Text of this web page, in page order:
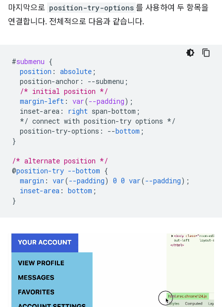
마지막으로 position-try-options 를 사용하여 두 항목을
연결합니다. 전체적으로 다음과 같습니다.
#submenu {
position : absolute ;
position-anchor : --submenu ;
/* initial position */
margin-left : var(--padding);
inset-area : right span-bottom ;
*/ connect with position-try options */
position-try-options : --bottom ;
}
/* alternate position */
@position-try --bottom {
margin : var(--padding) 0 0 var(--padding);
inset-area : bottom ;
}